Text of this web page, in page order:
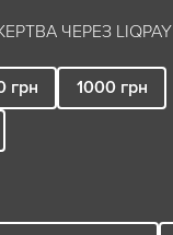
ЧЕРЕЗ LIQPAY
грн 1000 грн